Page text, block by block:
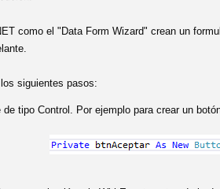
como el "Data Form Wizard" crean un
siguientes pasos:
tipo Control. Por ejemplo para crear un